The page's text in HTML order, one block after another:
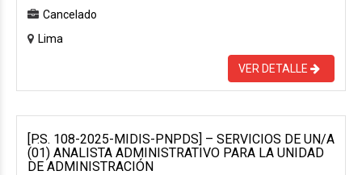
Cancelado
Lima
VER DETALLE
[P.S. 108-2025-MIDIS-PNPDS] – SERVICIOS DE UN/A
(01) ANALISTA ADMINISTRATIVO PARA LA UNIDAD
DE ADMINISTRACIÓN